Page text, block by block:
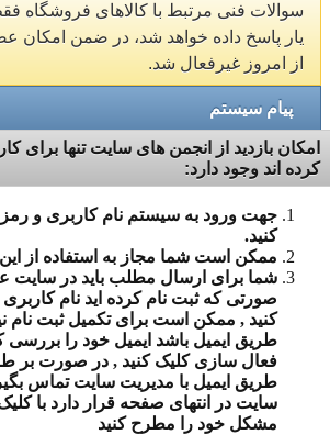
سوالات فنی مرتبط با کالاهای فروشگاه
یار پاسخ داده خواهد شد، در ضمن امکان
از امروز غیرفعال شد.
پیام سیستم
امکان بازدید از انجمن های سایت تنها برای
کرده اند وجود دارد:
جهت ورود به سیستم نام کاربری و رمز
کنید.
ممکن است شما مجاز به استفاده از
شما برای ارسال مطلب باید در سایت
صورتی که ثبت نام کرده اید نام
کنید , ممکن است برای تکمیل ثبت نام
طریق ایمیل باشد ایمیل خود را بررسی
فعال سازی کلیک کنید , در صورت
طریق ایمیل با مدیریت سایت تماس
سایت در انتهای صفحه قرار دارد با
مشکل خود را مطرح کنید